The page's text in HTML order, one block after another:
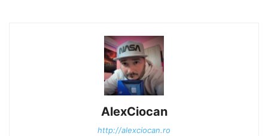
AlexCiocan
http://alexciocan.ro